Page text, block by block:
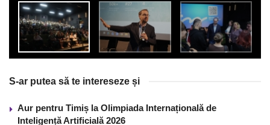
S-ar putea să te intereseze și
Aur pentru Timiș la Olimpiada Internațională de
Inteligență Artificială 2026